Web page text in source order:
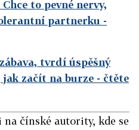
to pevné nervy,
partnerku -
tvrdí úspěšný
začít na burze - čtěte
na čínské autority, kde se